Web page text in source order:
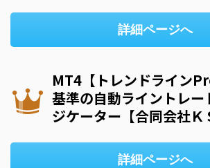
詳細ページへ
MT4【トレンドライン
基準の自動ライントレー
ジケーター【合同会社Ｋ
詳細ページへ